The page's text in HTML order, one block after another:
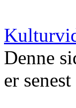
Denne
er